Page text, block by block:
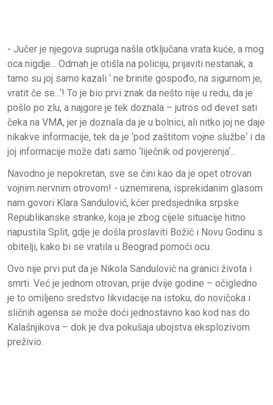
- Jučer je njegova supruga našla otključana vrata kuće, a mog
oca nigdje... Odmah je otišla na policiju, prijaviti nestanak, a
tamo su joj samo kazali ‘ ne brinite gospođo, na sigurnom je,
vratit će se...‘! To je bio prvi znak da nešto nije u redu, da je
pošlo po zlu, a najgore je tek doznala – jutros od devet sati
čeka na VMA, jer je doznala da je u bolnici, ali nitko joj ne daje
nikakve informacije, tek da je ‘pod zaštitom vojne službe‘ i da
joj informacije može dati samo ‘liječnik od povjerenja‘...
Navodno je nepokretan, sve se čini kao da je opet otrovan
vojnim nervnim otrovom! - uznemirena, isprekidanim glasom
nam govori Klara Sandulović, kćer predsjednika srpske
Republikanske stranke, koja je zbog cijele situacije hitno
napustila Split, gdje je došla proslaviti Božić i Novu Godinu s
obitelji, kako bi se vratila u Beograd pomoći ocu.
Ovo nije prvi put da je Nikola Sandulović na granici života i
smrti. Već je jednom otrovan, prije dvije godine – očigledno
je to omiljeno sredstvo likvidacije na istoku, do novičoka i
sličnih agensa se može doći jednostavno kao kod nas do
Kalašnjikova – dok je dva pokušaja ubojstva eksplozivom
preživio.